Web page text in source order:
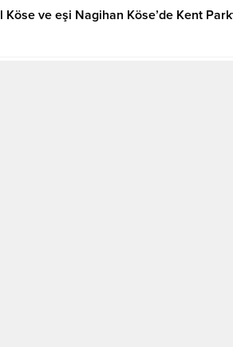
Köse ve eşi Nagihan Köse’de Kent